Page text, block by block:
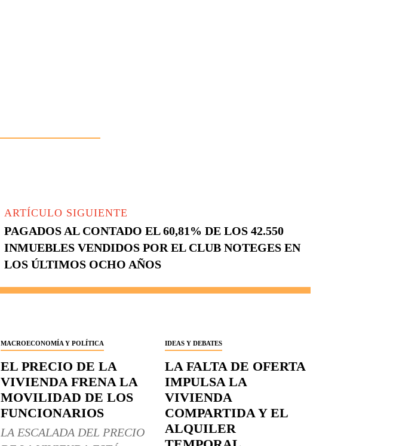
ARTÍCULO SIGUIENTE
PAGADOS AL CONTADO EL 60,81% DE LOS 42.550
INMUEBLES VENDIDOS POR EL CLUB NOTEGES EN
LOS ÚLTIMOS OCHO AÑOS
MACROECONOMÍA Y POLÍTICA
EL PRECIO DE LA
VIVIENDA FRENA LA
MOVILIDAD DE LOS
FUNCIONARIOS
LA ESCALADA DEL PRECIO
IDEAS Y DEBATES
LA FALTA DE OFERTA
IMPULSA LA
VIVIENDA
COMPARTIDA Y EL
ALQUILER